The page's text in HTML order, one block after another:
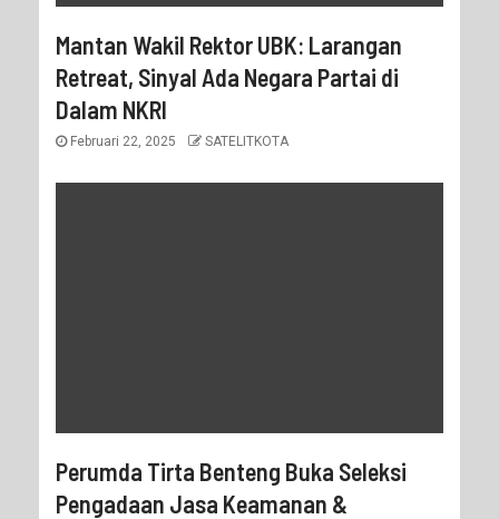
Mantan Wakil Rektor UBK: Larangan
Retreat, Sinyal Ada Negara Partai di
Dalam NKRI
Februari 22, 2025 SATELITKOTA
Perumda Tirta Benteng Buka Seleksi
Pengadaan Jasa Keamanan &